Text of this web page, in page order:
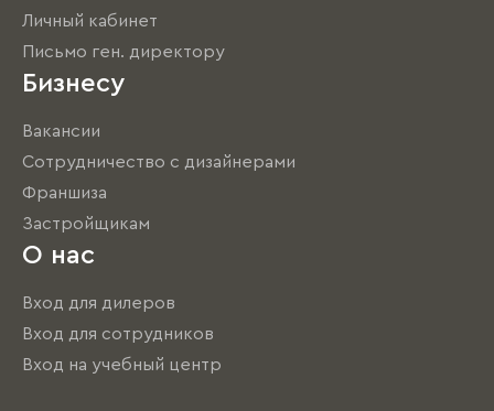
Личный кабинет
Письмо ген. директору
Бизнесу
Вакансии
Сотрудничество с дизайнерами
Франшиза
Застройщикам
О нас
Вход для дилеров
Вход для сотрудников
Вход на учебный центр